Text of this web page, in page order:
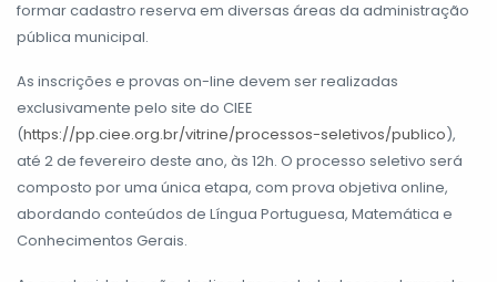
formar cadastro reserva em diversas áreas da administração
pública municipal.
As inscrições e provas on-line devem ser realizadas
exclusivamente pelo site do CIEE
(https://pp.ciee.org.br/vitrine/processos-seletivos/publico),
até 2 de fevereiro deste ano, às 12h. O processo seletivo será
composto por uma única etapa, com prova objetiva online,
abordando conteúdos de Língua Portuguesa, Matemática e
Conhecimentos Gerais.